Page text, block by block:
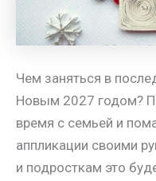
Чем заняться в
Новым 2027 годом?
время с семьей и
аппликации своими
и подросткам это